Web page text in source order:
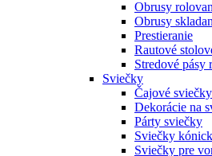
Obrusy
Obrusy
Prestieranie
Rautové
Stredové pásy
Sviečky
Čajové sviečky
Dekorácie na
Párty sviečky
Sviečky
Sviečky pre